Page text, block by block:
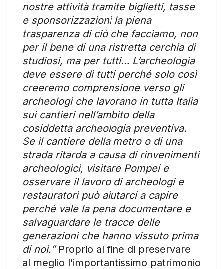
nostre attività tramite biglietti, tasse
e sponsorizzazioni la piena
trasparenza di ciò che facciamo, non
per il bene di una ristretta cerchia di
studiosi, ma per tutti… L’archeologia
deve essere di tutti perché solo così
creeremo comprensione verso gli
archeologi che lavorano in tutta Italia
sui cantieri nell’ambito della
cosiddetta archeologia preventiva.
Se il cantiere della metro o di una
strada ritarda a causa di rinvenimenti
archeologici, visitare Pompei e
osservare il lavoro di archeologi e
restauratori può aiutarci a capire
perché vale la pena documentare e
salvaguardare le tracce delle
generazioni che hanno vissuto prima
di noi.”Proprio al fine di preservare
al meglio l’importantissimo patrimonio